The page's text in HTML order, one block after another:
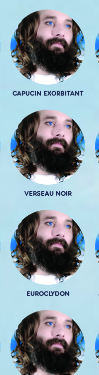
CAPUCIN EXORBITANT
VERSEAU NOIR
EUROCLYDON